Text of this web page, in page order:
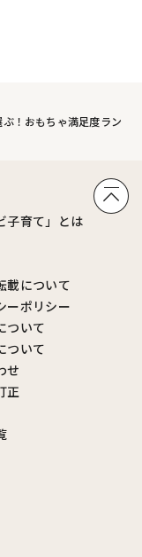
！おもちゃ満足度ラン
子育て」とは
載について
ーポリシー
ついて
ついて
せ
正